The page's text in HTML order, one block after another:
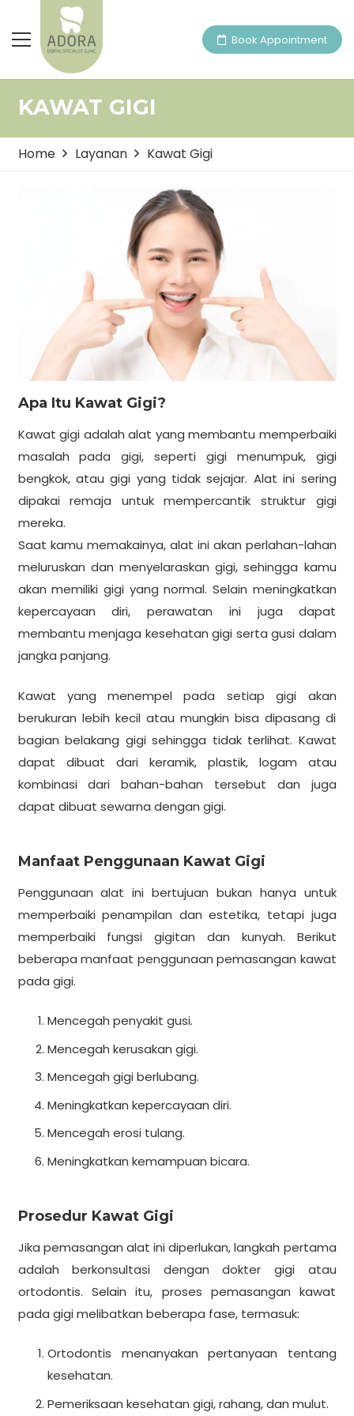
Book Appointment
KAWAT GIGI
Home Layanan Kawat Gigi
Apa Itu Kawat Gigi?
Kawat gigi adalah alat yang membantu memperbaiki
masalah pada gigi, seperti gigi menumpuk, gigi
bengkok, atau gigi yang tidak sejajar. Alat ini sering
dipakai remaja untuk mempercantik struktur gigi
mereka.
Saat kamu memakainya, alat ini akan perlahan-lahan
meluruskan dan menyelaraskan gigi, sehingga kamu
akan memiliki gigi yang normal. Selain meningkatkan
kepercayaan diri, perawatan ini juga dapat
membantu menjaga kesehatan gigi serta gusi dalam
jangka panjang.
Kawat yang menempel pada setiap gigi akan
berukuran lebih kecil atau mungkin bisa dipasang di
bagian belakang gigi sehingga tidak terlihat. Kawat
dapat dibuat dari keramik, plastik, logam atau
kombinasi dari bahan-bahan tersebut dan juga
dapat dibuat sewarna dengan gigi.
Manfaat Penggunaan Kawat Gigi
Penggunaan alat ini bertujuan bukan hanya untuk
memperbaiki penampilan dan estetika, tetapi juga
memperbaiki fungsi gigitan dan kunyah. Berikut
beberapa manfaat penggunaan pemasangan kawat
pada gigi.
Mencegah penyakit gusi.
Mencegah kerusakan gigi.
Mencegah gigi berlubang.
Meningkatkan kepercayaan diri.
Mencegah erosi tulang.
Meningkatkan kemampuan bicara.
Prosedur Kawat Gigi
Jika pemasangan alat ini diperlukan, langkah pertama
adalah berkonsultasi dengan dokter gigi atau
ortodontis. Selain itu, proses pemasangan kawat
pada gigi melibatkan beberapa fase, termasuk:
Ortodontis menanyakan pertanyaan tentang
kesehatan.
Pemeriksaan kesehatan gigi, rahang, dan mulut.